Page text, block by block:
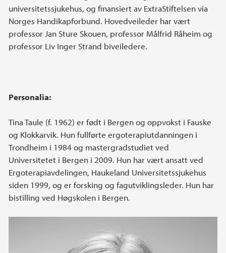
universitetssjukehus, og finansiert av ExtraStiftelsen via
Norges Handikapforbund. Hovedveileder har vært
professor Jan Sture Skouen, professor Målfrid Råheim og
professor Liv Inger Strand biveiledere.
Personalia:
Tina Taule (f. 1962) er født i Bergen og oppvokst i Fauske
og Klokkarvik. Hun fullførte ergoterapiutdanningen i
Trondheim i 1984 og mastergradstudiet ved
Universitetet i Bergen i 2009. Hun har vært ansatt ved
Ergoterapiavdelingen, Haukeland Universitetssjukehus
siden 1999, og er forsking og fagutviklingsleder. Hun har
bistilling ved Høgskolen i Bergen.